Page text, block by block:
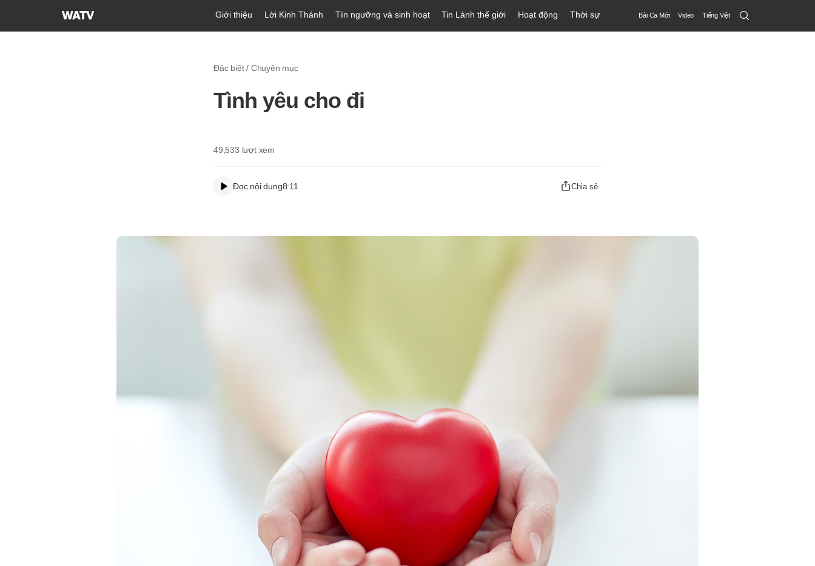
Hội
Giới thiệu Lời Kinh Thánh Tín ngưỡng và sinh hoạt Tin Lành thế giới Hoạt động Thời sự Bài Ca Mới Video Tiếng Việt Search
Submit
Đặc biệt / Chuyên mục
Tình yêu cho đi
49,533 lượt xem
Đọc nội dung8:11 Chia sẻ